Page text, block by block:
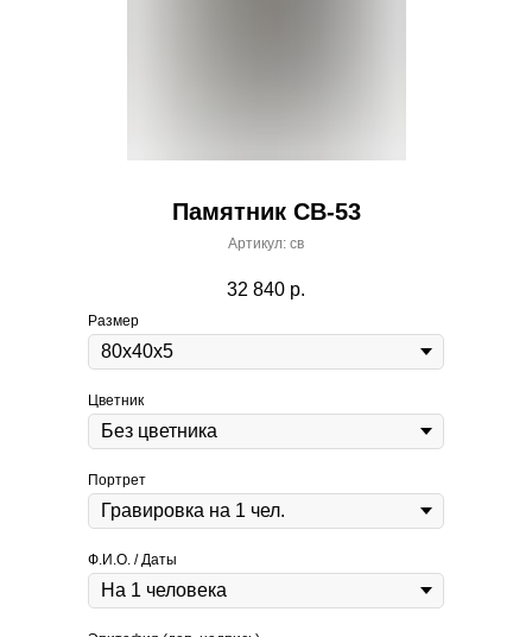
Памятник СВ-53
Артикул: св
32 840 р.
Размер
Цветник
Портрет
Ф.И.О. / Даты